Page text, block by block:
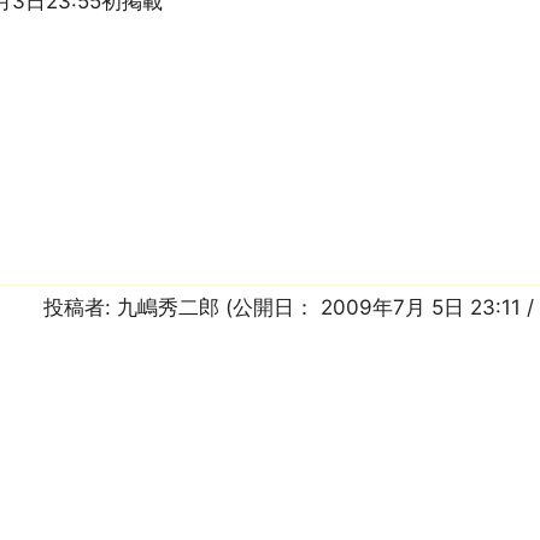
投稿者: 九嶋秀二郎 (公開日： 2009年7月 5日 23:11 /